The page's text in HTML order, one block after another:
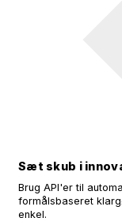
Sæt skub i
Brug API'er til
formålsbaseret
enkel.